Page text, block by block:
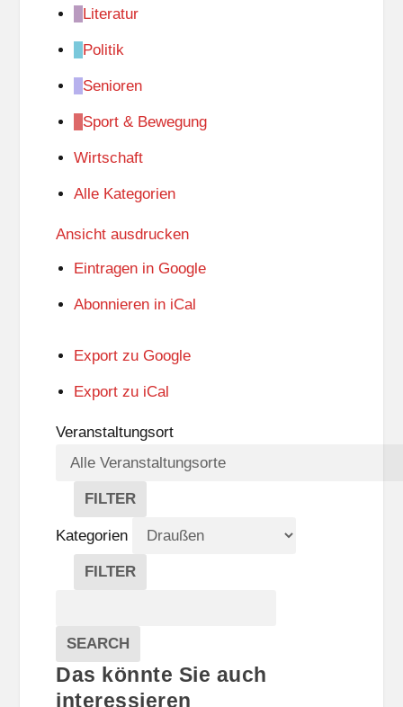
Literatur
Politik
Senioren
Sport & Bewegung
Wirtschaft
Alle Kategorien
Ansicht ausdrucken
Eintragen in Google
Abonnieren in iCal
Export zu Google
Export zu iCal
Veranstaltungsort
FILTER
V
E
R
A
A
L
T
U
Kategorien
FILTER
E
G
O
R
Veranstaltungen
SEARCH
Das könnte Sie auch
interessieren